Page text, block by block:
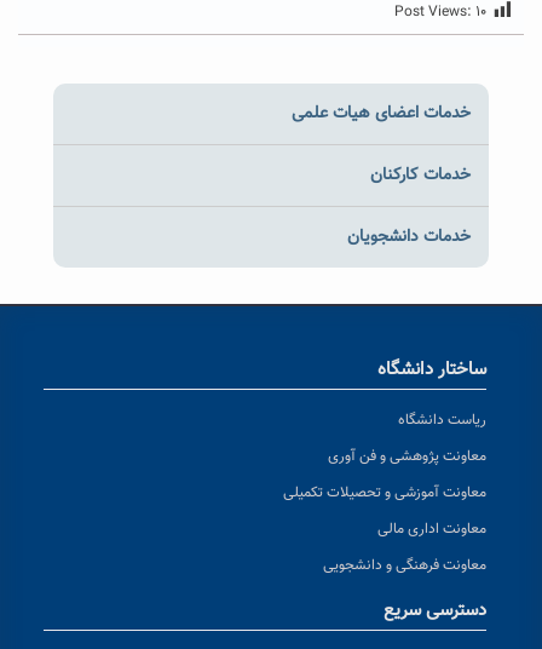
Post Views: ۱۰
خدمات اعضای هیات علمی
خدمات کارکنان
خدمات دانشجویان
ساختار دانشگاه
ریاست دانشگاه
معاونت پژوهشی و فن آوری
معاونت آموزشی و تحصیلات تکمیلی
معاونت اداری مالی
معاونت فرهنگی و دانشجویی
دسترسی سریع